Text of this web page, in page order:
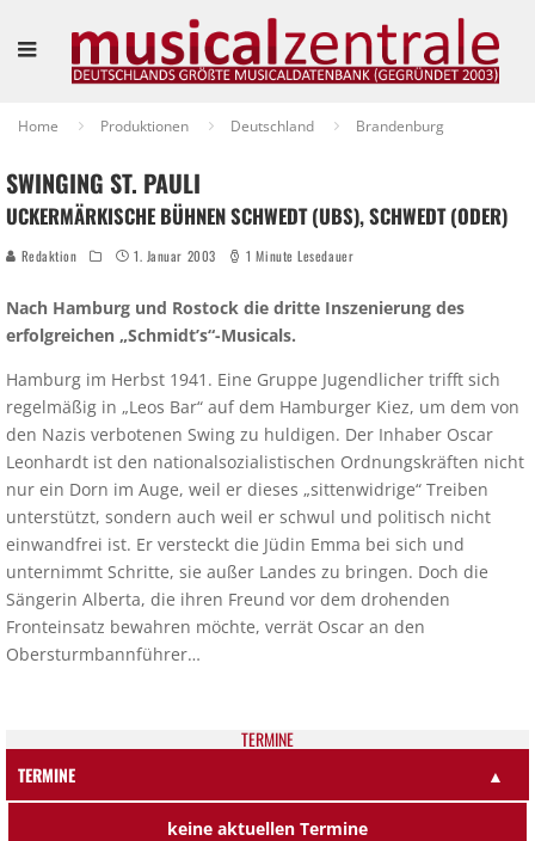
Home Produktionen Deutschland Brandenburg
SWINGING ST. PAULI
UCKERMÄRKISCHE BÜHNEN SCHWEDT (UBS), SCHWEDT (ODER)
Redaktion 1. Januar 2003 1 Minute Lesedauer
Nach Hamburg und Rostock die dritte Inszenierung des
erfolgreichen „Schmidt’s“-Musicals.
Hamburg im Herbst 1941. Eine Gruppe Jugendlicher trifft sich
regelmäßig in „Leos Bar“ auf dem Hamburger Kiez, um dem von
den Nazis verbotenen Swing zu huldigen. Der Inhaber Oscar
Leonhardt ist den nationalsozialistischen Ordnungskräften nicht
nur ein Dorn im Auge, weil er dieses „sittenwidrige“ Treiben
unterstützt, sondern auch weil er schwul und politisch nicht
einwandfrei ist. Er versteckt die Jüdin Emma bei sich und
unternimmt Schritte, sie außer Landes zu bringen. Doch die
Sängerin Alberta, die ihren Freund vor dem drohenden
Fronteinsatz bewahren möchte, verrät Oscar an den
Obersturmbannführer…
TER­MI­NE
TERMINE
▲
keine aktuellen Termine